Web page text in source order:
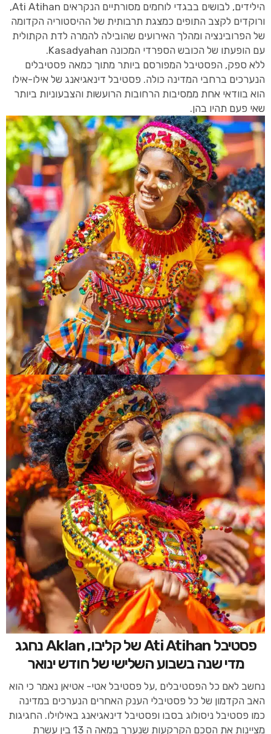
הילידים, לבושים בבגדי לוחמים מסורתיים הנקראים Ati Atihan,
ורוקדים לקצב התופים כמצגת תרבותית של ההיסטוריה הקדומה
של הפרובינציה ומהלך האירועים שהובילה להמרה לדת הקתולית
עם הופעתו של הכובש הספרדי המכונה Kasadyahan.
ללא ספק, הפסטיבל המפורסם ביותר מתוך כמאה פסטיבלים
הנערכים ברחבי המדינה כולה. פסטיבל דינאגיאנג של אילו-אילו
הוא בוודאי אחת ממסיבות הרחובות הרועשות והצבעוניות ביותר
שאי פעם תהיו בהן.
פסטיבל Ati Atihan של קליבו, Aklan נחגג
מדי שנה בשבוע השלישי של חודש ינואר
נחשב לאם כל הפסטיבלים ,על פסטיבל אטי- אטיאן נאמר כי הוא
האב הקדמון של כל פסטיבלי הענק האחרים הנערכים במדינה
כמו פסטיבל ניסולוג בסבו ופסטיבל דינאגיאנג באילוילו. החגיגות
מציינות את הסכם הקרקעות שנערך במאה ה 13 בין עשרת